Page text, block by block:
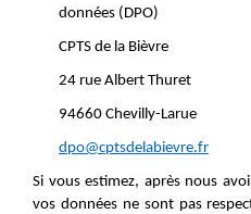
données (DPO)
CPTS de la Bièvre
24 rue Albert Thuret
94660 Chevilly-Larue
dpo@cptsdelabievre.fr
Si vous estimez, après nous
vos données ne sont pas